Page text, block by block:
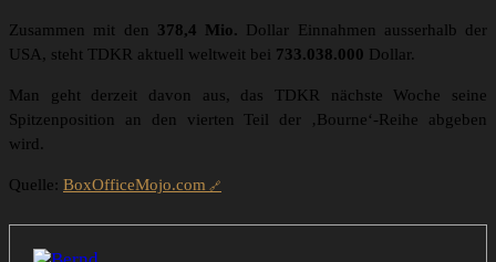
Zusammen mit den 378,4 Mio. Dollar Einnahmen ausserhalb der
USA, steht TDKR aktuell weltweit bei 733.038.000 Dollar.
Man geht derzeit davon aus, das TDKR nächste Woche seine
Spitzenposition an den vierten Teil der ‚Bourne‘-Reihe abgeben
wird.
Quelle: BoxOfficeMojo.com